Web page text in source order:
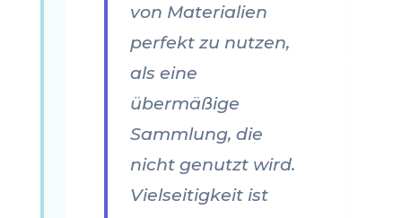
von Materialien
perfekt zu nutzen,
als eine
übermäßige
Sammlung, die
nicht genutzt wird.
Vielseitigkeit ist